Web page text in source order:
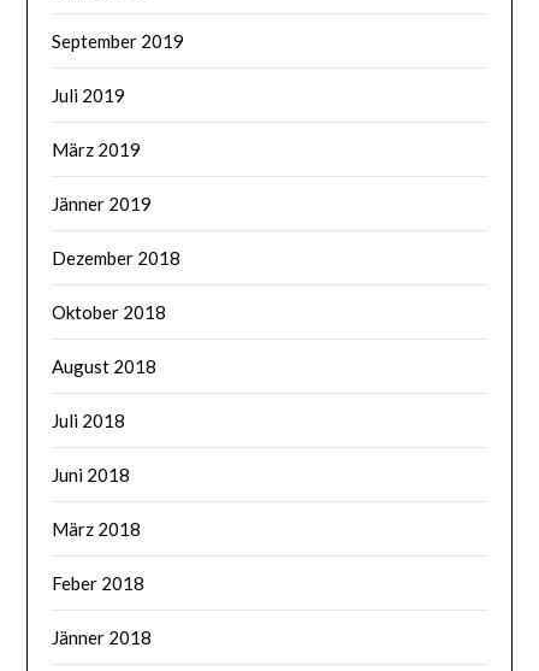
September 2019
Juli 2019
März 2019
Jänner 2019
Dezember 2018
Oktober 2018
August 2018
Juli 2018
Juni 2018
März 2018
Feber 2018
Jänner 2018